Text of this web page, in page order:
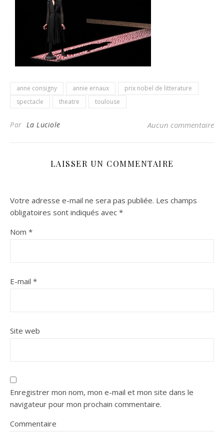
anne consigny annie ernaux
prix nobel de litterature
spectacle
theatre toulouse
Par La Luciole Aucun commentaire
LAISSER UN COMMENTAIRE
Votre adresse e-mail ne sera pas publiée. Les champs
obligatoires sont indiqués avec *
Nom *
E-mail *
Site web
Enregistrer mon nom, mon e-mail et mon site dans le
navigateur pour mon prochain commentaire.
Commentaire